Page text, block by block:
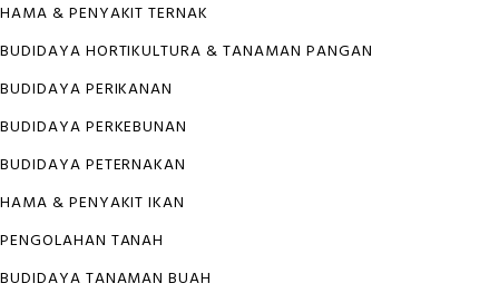
HAMA & PENYAKIT TERNAK
BUDIDAYA HORTIKULTURA & TANAMAN PANGAN
BUDIDAYA PERIKANAN
BUDIDAYA PERKEBUNAN
BUDIDAYA PETERNAKAN
HAMA & PENYAKIT IKAN
PENGOLAHAN TANAH
BUDIDAYA TANAMAN BUAH